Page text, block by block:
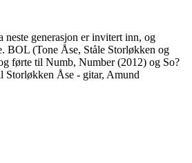
generasjon er invitert inn, og
BOL (Tone Åse, Ståle Storløkken og
førte til Numb, Number (2012) og So?
Åse - gitar, Amund